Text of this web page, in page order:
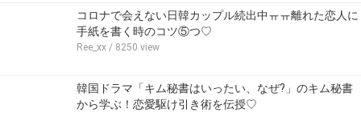
コロナで会えない日韓カップル続出中ㅠㅠ離れた恋人に
手紙を書く時のコツ⑤つ♡
Ree_xx / 8250 view
韓国ドラマ「キム秘書はいったい、なぜ?」のキム秘書
から学ぶ！恋愛駆け引き術を伝授♡